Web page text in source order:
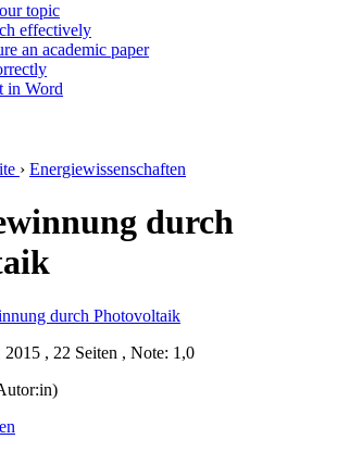
topic
effectively
an academic paper
in Word
› Energiewissenschaften
durch
2015 , 22 Seiten , Note: 1,0